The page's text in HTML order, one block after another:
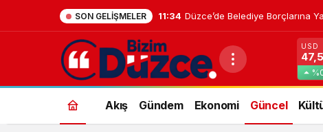
SON GELIŞMELER 11:34 Düzce’de Belediye Borçlarına
USD
Akış Gündem Ekonomi Güncel